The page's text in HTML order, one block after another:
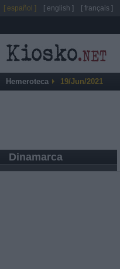
Hemeroteca 19/Jun/2021
Dinamarca
[ español ] [ english ] [ français ]